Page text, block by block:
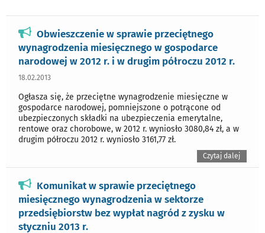
Obwieszczenie w sprawie przeciętnego
wynagrodzenia miesięcznego w gospodarce
narodowej w 2012 r. i w drugim półroczu 2012 r.
18.02.2013
Ogłasza się, że przeciętne wynagrodzenie miesięczne w
gospodarce narodowej, pomniejszone o potrącone od
ubezpieczonych składki na ubezpieczenia emerytalne,
rentowe oraz chorobowe, w 2012 r. wyniosło 3080,84 zł, a w
drugim półroczu 2012 r. wyniosło 3161,77 zł.
Czytaj dalej
Komunikat w sprawie przeciętnego
miesięcznego wynagrodzenia w sektorze
przedsiębiorstw bez wypłat nagród z zysku w
styczniu 2013 r.